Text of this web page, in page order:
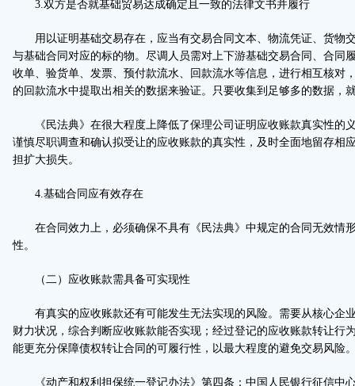
3.双方是否就基础贸易达成确定且一致的法律文书并履行
用以证明基础交易存在，应当有交易合同文本、物流凭证、货物
与基础合同对应的标的物。尽调人员需对上下游基础交易合同、合同
收单、验货单、发票、预付款流水、回款流水等信息，进行相互核对
的回款流水中提取出相关的数据来验证。只要收集到足够多的数据，
《民法典》在很大程度上降低了保理公司证明应收账款真实性的
谨慎尽职调查和确认拟受让的应收账款的真实性，及时全面地留存相
担扩大损失。
4.基础合同应有效存在
在合同效力上，必须确保不具有《民法典》中规定的合同无效情
性。
（二）应收账款需具备可实现性
有真实的应收账款还有可能发生无法实现的风险。需要从核心企
财力状况，综合判断应收账款能否实现；经过登记的应收账款转让行
能更充分保障债权转让合同的可履行性，以最大程度的避免交易风险
《动产和权利担保统一登记办法》第四条：中国人民银行征信中